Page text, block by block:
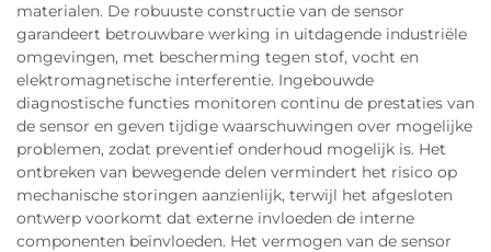
materialen. De robuuste constructie van de sensor
garandeert betrouwbare werking in uitdagende industriële
omgevingen, met bescherming tegen stof, vocht en
elektromagnetische interferentie. Ingebouwde
diagnostische functies monitoren continu de prestaties van
de sensor en geven tijdige waarschuwingen over mogelijke
problemen, zodat preventief onderhoud mogelijk is. Het
ontbreken van bewegende delen vermindert het risico op
mechanische storingen aanzienlijk, terwijl het afgesloten
ontwerp voorkomt dat externe invloeden de interne
componenten beïnvloeden. Het vermogen van de sensor